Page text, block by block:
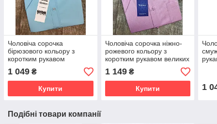
Чоловіча сорочка
бірюзового кольору з
коротким рукавом
1 049 ₴
Купити
Чоловіча сорочка ніжно-
рожевого кольору з
коротким рукавом великих
розмірів
1 149₴
Купити 1
Подібні товари компанії